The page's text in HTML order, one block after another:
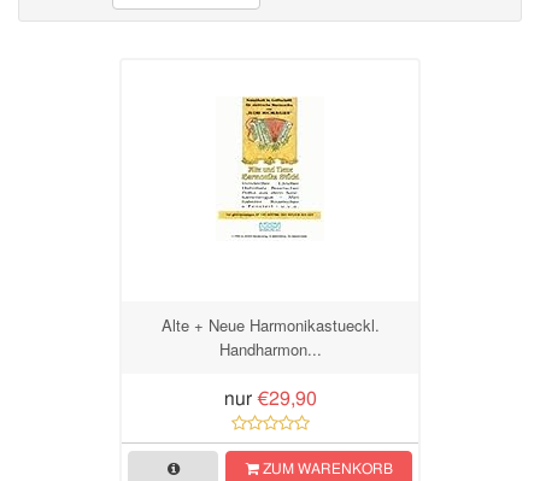
Alte + Neue Harmonikastueckl.
Handharmon...
nur €29,90
ZUM WARENKORB